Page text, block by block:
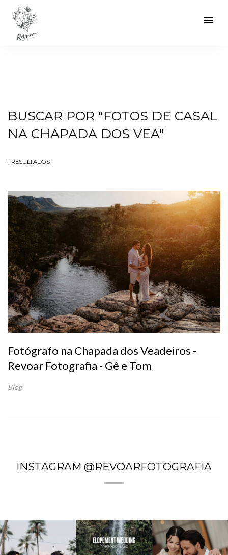
menu
BUSCAR POR "FOTOS DE CASAL
NA CHAPADA DOS VEA"
1 RESULTADOS
Fotógrafo na Chapada dos Veadeiros -
Revoar Fotografia - Gê e Tom
Blog
INSTAGRAM @REVOARFOTOGRAFIA